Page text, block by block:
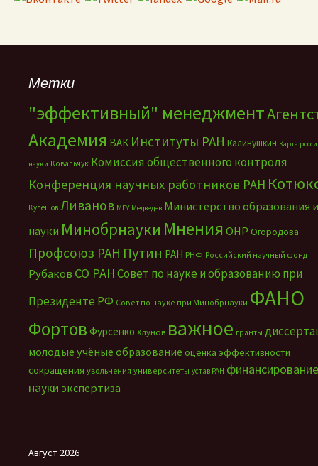
Метки
"эффективный" менеджмент
Академия ВАК Институты РАН Калинушкин Карта
науки Ковальчук Комиссия общественного контроля
Конференция научных работников РАН
Кулешов Ливанов МГУ Медведев Министерство образования и
науки Минобрнауки Мнения ОНР Огородова
Профсоюз РАН Путин РАН РНФ Российский научный фонд
Рубаков СО РАНСовет по науке и образованию при
Президенте РФ Совет по науке при Минобрнауки ФАНО
Фортов Фурсенко Хлунов важное гранты
молодые учёные образование оценка эффективности
сокращения увольнения университеты устав РАН финансирование
науки экспертиза
Август 2026